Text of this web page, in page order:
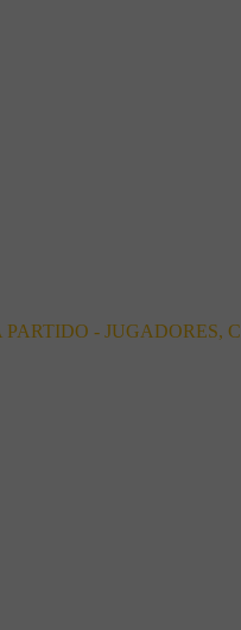
- JUGADORES,